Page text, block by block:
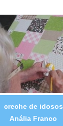
creche de idosos
Anália Franco